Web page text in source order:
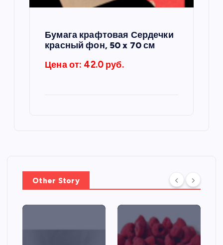
Бумага крафтовая Сердечки
красный фон, 50 x 70 см
Цена от: 42.0 руб.
Other Story